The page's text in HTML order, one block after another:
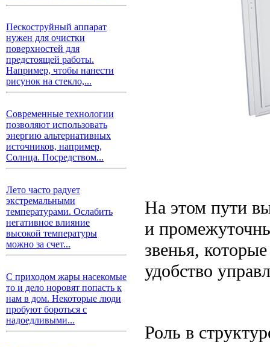
Пескоструйный аппарат
нужен для очистки
поверхностей для
предстоящей работы.
Например, чтобы нанести
рисунок на стекло,...
Современные технологии
позволяют использовать
энергию альтернативных
источников, например,
Солнца. Посредством...
Лето часто радует
экстремальными
температурами. Ослабить
негативное влияние
высокой температуры
можно за счет...
С приходом жары насекомые
то и дело норовят попасть к
нам в дом. Некоторые люди
пробуют бороться с
надоедливыми...
На этом пути
и
звенья,
удобство
Роль в